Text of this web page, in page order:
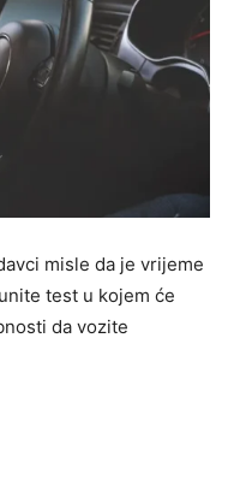
misle da je vrijeme
test u kojem će
da vozite